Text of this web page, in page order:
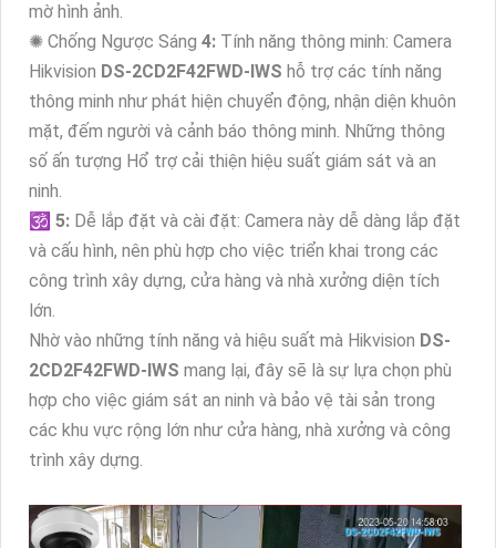
mờ hình ảnh.
✺ Chống Ngược Sáng 4: Tính năng thông minh: Camera
Hikvision DS-2CD2F42FWD-IWS hỗ trợ các tính năng
thông minh như phát hiện chuyển động, nhận diện khuôn
mặt, đếm người và cảnh báo thông minh. Những thông
số ấn tượng Hổ trợ cải thiện hiệu suất giám sát và an
ninh.
🕉️ 5: Dễ lắp đặt và cài đặt: Camera này dễ dàng lắp đặt
và cấu hình, nên phù hợp cho việc triển khai trong các
công trình xây dựng, cửa hàng và nhà xưởng diện tích
lớn.
Nhờ vào những tính năng và hiệu suất mà Hikvision DS-
2CD2F42FWD-IWS mang lại, đây sẽ là sự lựa chọn phù
hợp cho việc giám sát an ninh và bảo vệ tài sản trong
các khu vực rộng lớn như cửa hàng, nhà xưởng và công
trình xây dựng.